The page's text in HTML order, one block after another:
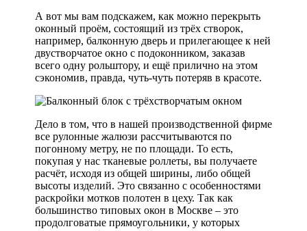
А вот мы вам подскажем, как можно перекрыть
оконный проём, состоящий из трёх створок,
например, балконную дверь и прилегающее к ней
двустворчатое окно с подоконником, заказав
всего одну рольштору, и ещё прилично на этом
сэкономив, правда, чуть-чуть потеряв в красоте.
Дело в том, что в нашей производственной фирме
все рулонные жалюзи рассчитываются по
погонному метру, не по площади. То есть,
покупая у нас тканевые роллеты, вы получаете
расчёт, исходя из общей ширины, либо общей
высоты изделий. Это связанно с особенностями
раскройки мотков полотен в цеху. Так как
большинство типовых окон в Москве – это
продолговатые прямоугольники, у которых